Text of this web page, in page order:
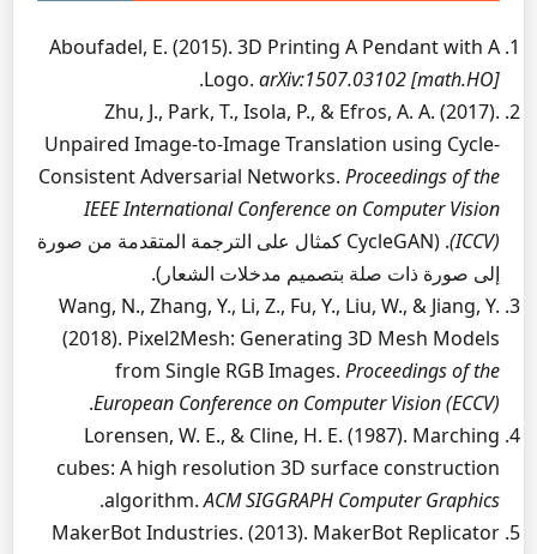
Aboufadel, E. (2015). 3D Printing A Pendant with A
Logo. arXiv:1507.03102 [math.HO]
.
Zhu, J., Park, T., Isola, P., & Efros, A. A. (2017).
Unpaired Image-to-Image Translation using Cycle-
Consistent Adversarial Networks. Proceedings of the
IEEE International Conference on Computer Vision
(ICCV)
. (CycleGAN كمثال على الترجمة المتقدمة من صورة
إلى صورة ذات صلة بتصميم مدخلات الشعار).
Wang, N., Zhang, Y., Li, Z., Fu, Y., Liu, W., & Jiang, Y.
(2018). Pixel2Mesh: Generating 3D Mesh Models
from Single RGB Images. Proceedings of the
European Conference on Computer Vision (ECCV)
.
Lorensen, W. E., & Cline, H. E. (1987). Marching
cubes: A high resolution 3D surface construction
algorithm.ACM SIGGRAPH Computer Graphics
.
MakerBot Industries. (2013). MakerBot Replicator